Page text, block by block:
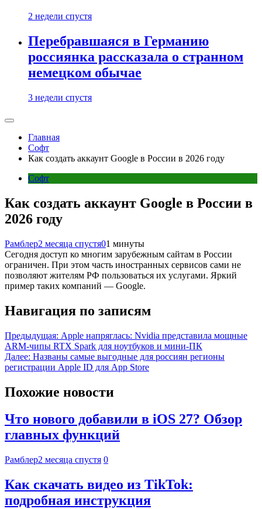
2 недели спустя
Перебравшаяся в Германию
россиянка рассказала о странном
немецком обычае
3 недели спустя
Главная
Софт
Как создать аккаунт Google в России в 2026 году
Софт
Как создать аккаунт Google в России в
2026 году
Рамблер2 месяца спустя01 минуты
Сегодня доступ ко многим зарубежным сайтам в России
ограничен. При этом часть иностранных сервисов сами не
позволяют жителям РФ пользоваться их услугами. Яркий
пример таких компаний — Google.
Навигация по записям
Предыдущая: Apple напряглась: Nvidia представила мощные
ARM-чипы RTX Spark для ноутбуков и мини-ПК
Далее: Названы самые выгодные для россиян регионы
регистрации Apple ID для App Store
Похожие новости
Что нового добавили в iOS 27? Обзор
главных функций
Рамблер2 месяца спустя 0
Как скачать видео из TikTok:
подробная инструкция